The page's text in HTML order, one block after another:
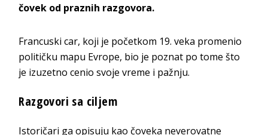
čovek od praznih razgovora.
Francuski car, koji je početkom 19. veka promenio
političku mapu Evrope, bio je poznat po tome što
je izuzetno cenio svoje vreme i pažnju.
Razgovori sa ciljem
Istoričari ga opisuju kao čoveka neverovatne